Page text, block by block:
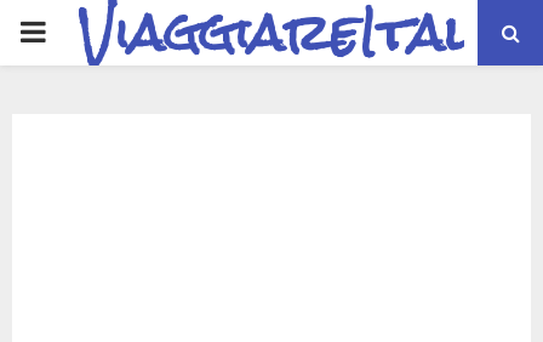
PRIMARYViaggiareItalia